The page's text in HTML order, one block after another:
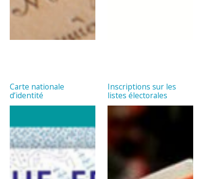
Carte nationale
d’identité
Inscriptions sur les
listes électorales